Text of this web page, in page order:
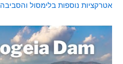
אטרקציות נוספות בלימסול והסביבה